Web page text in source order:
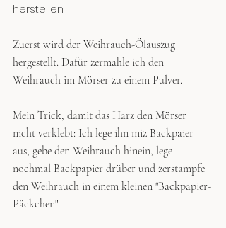
herstellen
Zuerst wird der Weihrauch-Ölauszug
hergestellt. Dafür zermahle ich den
Weihrauch im Mörser zu einem Pulver.
Mein Trick, damit das Harz den Mörser
nicht verklebt: Ich lege ihn miz Backpaier
aus, gebe den Weihrauch hinein, lege
nochmal Backpapier drüber und zerstampfe
den Weihrauch in einem kleinen "Backpapier-
Päckchen".